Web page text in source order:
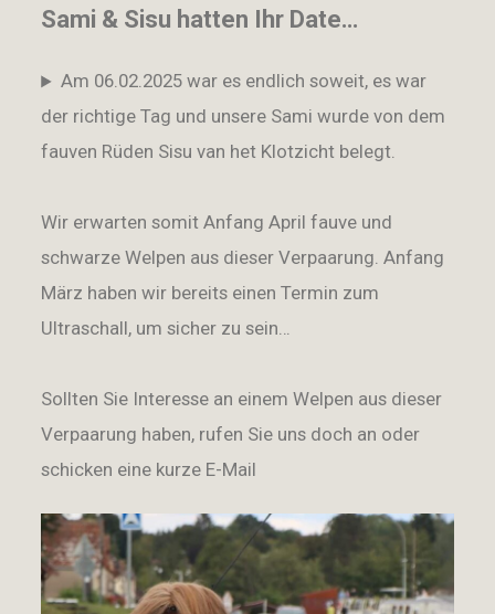
Sami & Sisu hatten Ihr Date…
Am 06.02.2025 war es endlich soweit, es war
der richtige Tag und unsere Sami wurde von dem
fauven Rüden Sisu van het Klotzicht belegt.
Wir erwarten somit Anfang April fauve und
schwarze Welpen aus dieser Verpaarung. Anfang
März haben wir bereits einen Termin zum
Ultraschall, um sicher zu sein…
Sollten Sie Interesse an einem Welpen aus dieser
Verpaarung haben, rufen Sie uns doch an oder
schicken eine kurze E-Mail